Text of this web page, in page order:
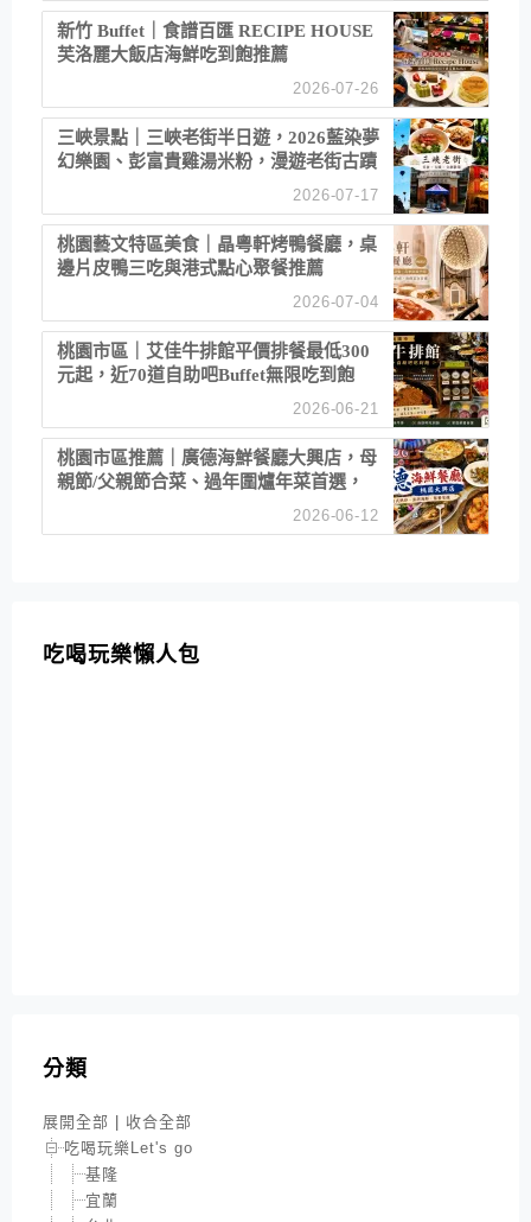
新竹 Buffet｜食譜百匯 RECIPE HOUSE
芙洛麗大飯店海鮮吃到飽推薦
2026-07-26
三峽景點｜三峽老街半日遊，2026藍染夢
幻樂園、彭富貴雞湯米粉，漫遊老街古蹟
2026-07-17
桃園藝文特區美食｜晶粵軒烤鴨餐廳，桌
邊片皮鴨三吃與港式點心聚餐推薦
2026-07-04
桃園市區｜艾佳牛排館平價排餐最低300
元起，近70道自助吧Buffet無限吃到飽
2026-06-21
桃園市區推薦｜廣德海鮮餐廳大興店，母
親節/父親節合菜、過年圍爐年菜首選，
2026-06-12
吃喝玩樂懶人包
分類
展開全部 | 收合全部
吃喝玩樂Let's go
基隆
宜蘭